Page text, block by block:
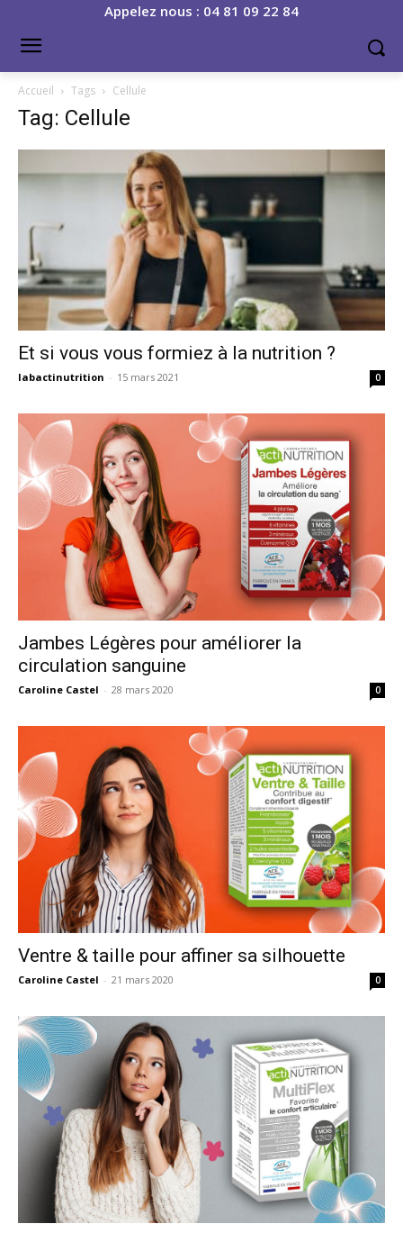
Appelez nous : 04 81 09 22 84
Accueil Tags Cellule
Tag: Cellule
Et si vous vous formiez à la nutrition ?
labactinutrition - 15 mars 2021 0
Jambes Légères pour améliorer la
circulation sanguine
Caroline Castel - 28 mars 2020 0
Ventre & taille pour affiner sa silhouette
Caroline Castel - 21 mars 2020 0